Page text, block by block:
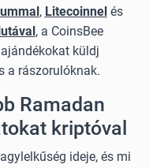
, Litecoinnelés
, a CoinsBee
küldj
a rászorulóknak.
Ramadan
kriptóval
ideje, és mi